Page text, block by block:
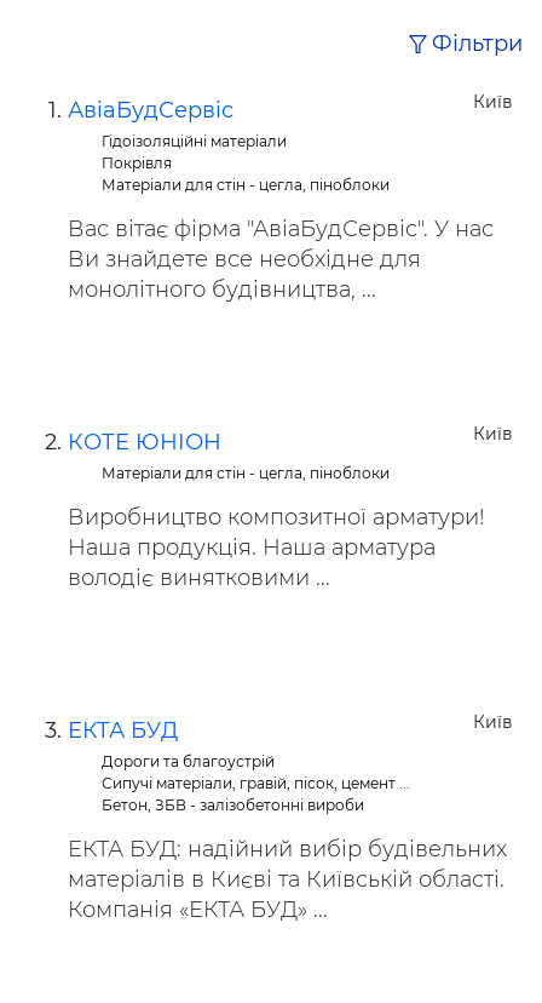
Фільтри
Київ
АвіаБудСервіс
Гідоізоляційні матеріали
Покрівля
Матеріали для стін - цегла, піноблоки
Вас вітає фірма "АвіаБудСервіс". У нас
Ви знайдете все необхідне для
монолітного будівництва, ...
Київ
КОТЕ ЮНІОН
Матеріали для стін - цегла, піноблоки
Виробництво композитної арматури!
Наша продукція. Наша арматура
володіє винятковими ...
Київ
ЕКТА БУД
Дороги та благоустрій
Сипучі матеріали, гравій, пісок, цемент ...
Бетон, ЗБВ - залізобетонні вироби
ЕКТА БУД: надійний вибір будівельних
матеріалів в Києві та Київській області.
Компанія «ЕКТА БУД» ...